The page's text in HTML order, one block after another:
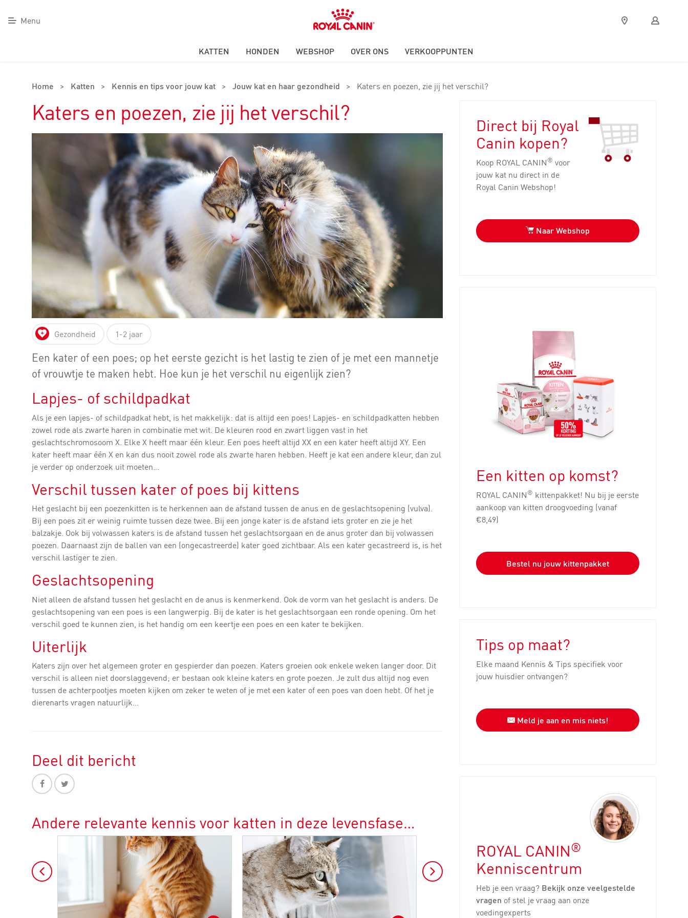
Menu
Royal
Canin
Verkooppunten
Mijn
Royal
KATTEN
HONDEN WEBSHOP OVER ONS VERKOOPPUNTEN
Home > Katten > Kennis en tips voor jouw kat > Jouw kat en haar gezondheid > Katers en poezen, zie jij het verschil?
Katers en poezen, zie jij het verschil?
Gezondheid 1-2 jaar
Een kater of een poes; op het eerste gezicht is het lastig te zien of je met een mannetje
of vrouwtje te maken hebt. Hoe kun je het verschil nu eigenlijk zien?
Lapjes- of schildpadkat
Als je een lapjes- of schildpadkat hebt, is het makkelijk: dat is altijd een poes! Lapjes- en schildpadkatten hebben
zowel rode als zwarte haren in combinatie met wit. De kleuren rood en zwart liggen vast in het
geslachtschromosoom X. Elke X heeft maar één kleur. Een poes heeft altijd XX en een kater heeft altijd XY. Een
kater heeft maar één X en kan dus nooit zowel rode als zwarte haren hebben. Heeft je kat een andere kleur, dan zul
je verder op onderzoek uit moeten...
Verschil tussen kater of poes bij kittens
Het geslacht bij een poezenkitten is te herkennen aan de afstand tussen de anus en de geslachtsopening (vulva).
Bij een poes zit er weinig ruimte tussen deze twee. Bij een jonge kater is de afstand iets groter en zie je het
balzakje. Ook bij volwassen katers is de afstand tussen het geslachtsorgaan en de anus groter dan bij volwassen
poezen. Daarnaast zijn de ballen van een (ongecastreerde) kater goed zichtbaar. Als een kater gecastreerd is, is het
verschil lastiger te zien.
Geslachtsopening
Niet alleen de afstand tussen het geslacht en de anus is kenmerkend. Ook de vorm van het geslacht is anders. De
geslachtsopening van een poes is een langwerpig. Bij de kater is het geslachtsorgaan een ronde opening. Om het
verschil goed te kunnen zien, is het handig om een keertje een poes en een kater te bekijken.
Uiterlijk
Katers zijn over het algemeen groter en gespierder dan poezen. Katers groeien ook enkele weken langer door. Dit
verschil is alleen niet doorslaggevend; er bestaan ook kleine katers en grote poezen. Je zult dus altijd nog even
tussen de achterpootjes moeten kijken om zeker te weten of je met een kater of een poes van doen hebt. Of het je
dierenarts vragen natuurlijk...
Deel dit bericht
Andere relevante kennis voor katten in deze levensfase…
Direct bij Royal
Canin kopen?
Koop ROYAL CANIN® voor
jouw kat nu direct in de
Royal Canin Webshop!
Naar Webshop
Een kitten op komst?
ROYAL CANIN® kittenpakket! Nu bij je eerste
aankoop van kitten droogvoeding (vanaf
€8,49)
Bestel nu jouw kittenpakket
Tips op maat?
Elke maand Kennis & Tips specifiek voor
jouw huisdier ontvangen?
Meld je aan en mis niets!
ROYAL CANIN®
Kenniscentrum
Heb je een vraag? Bekijk onze veelgestelde
vragen of stel je vraag aan onze
voedingexperts